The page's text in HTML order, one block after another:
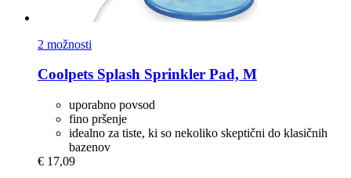
2 možnosti
Coolpets Splash Sprinkler Pad, M
uporabno povsod
fino pršenje
idealno za tiste, ki so nekoliko skeptični do klasičnih
bazenov
€ 17,09